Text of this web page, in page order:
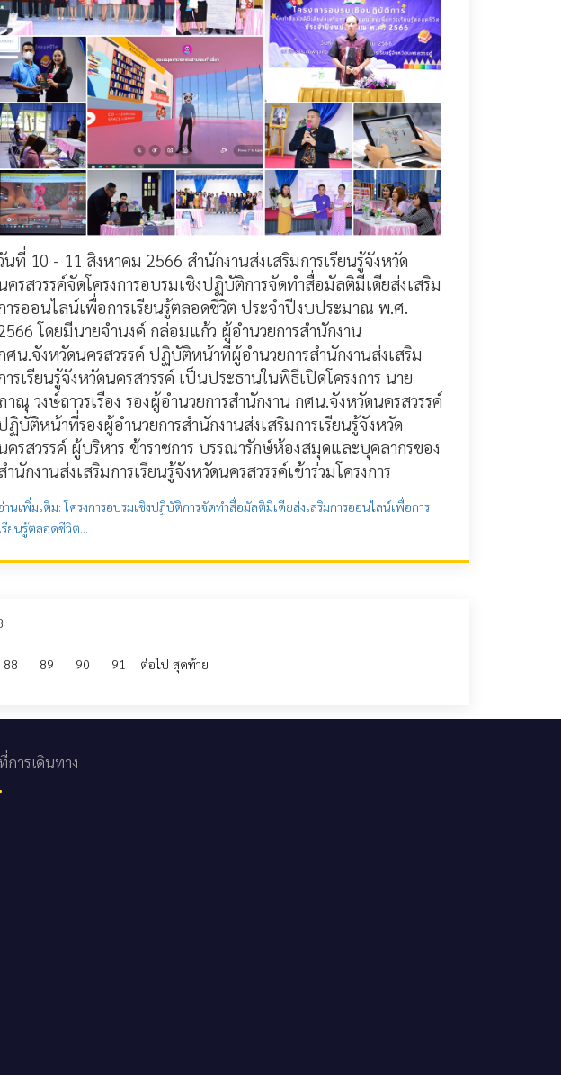
นที่ 10 - 11 สิงหาคม 2566 สำนักงานส่งเสริมการเรียนรู้จังหวัด
ครสวรรค์จัดโครงการอบรมเชิงปฏิบัติการจัดทำสื่อมัลติมีเดียส่งเสริม
ารออนไลน์เพื่อการเรียนรู้ตลอดชีวิต ประจำปีงบประมาณ พ.ศ.
โดยมีนายจำนงค์ กล่อมแก้ว ผู้อำนวยการสำนักงาน
ศน.จังหวัดนครสวรรค์ ปฏิบัติหน้าที่ผู้อำนวยการสำนักงานส่งเสริม
ารเรียนรู้จังหวัดนครสวรรค์ เป็นประธานในพิธีเปิดโครงการ นาย
าณุ วงษ์ถาวรเรือง รองผู้อำนวยการสำนักงาน กศน.จังหวัดนครสวรรค์
ฏิบัติหน้าที่รองผู้อำนวยการสำนักงานส่งเสริมการเรียนรู้จังหวัด
ครสวรรค์ ผู้บริหาร ข้าราชการ บรรณารักษ์ห้องสมุดและบุคลากรของ
ำนักงานส่งเสริมการเรียนรู้จังหวัดนครสวรรค์เข้าร่วมโครงการ
านเพิ่มเติม: โครงการอบรมเชิงปฏิบัติการจัดทำสื่อมัลติมีเดียส่งเสริมการออนไลน์เพื่อการ
รียนรู้ตลอดชีวิต...
88 89 90 91 ต่อไป สุดท้าย
การเดินทาง